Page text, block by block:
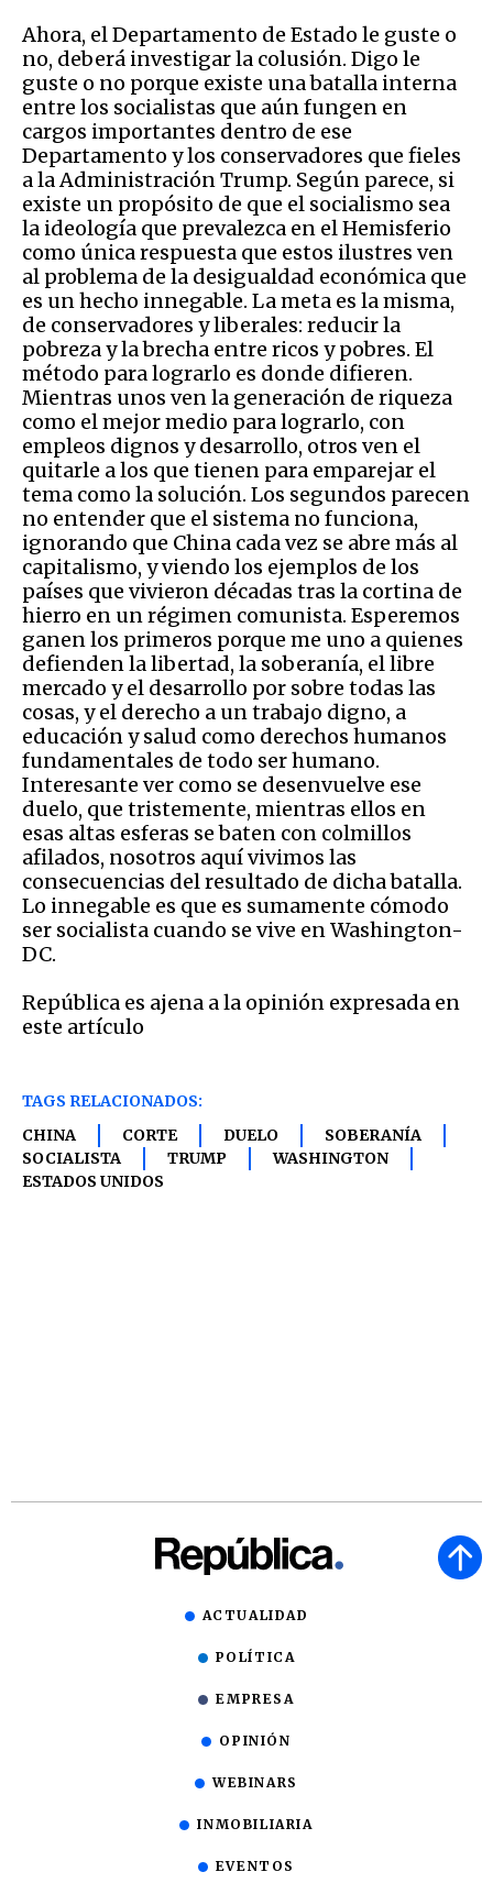
Ahora, el Departamento de Estado le guste o
no, deberá investigar la colusión. Digo le
guste o no porque existe una batalla interna
entre los socialistas que aún fungen en
cargos importantes dentro de ese
Departamento y los conservadores que fieles
a la Administración Trump. Según parece, si
existe un propósito de que el socialismo sea
la ideología que prevalezca en el Hemisferio
como única respuesta que estos ilustres ven
al problema de la desigualdad económica que
es un hecho innegable. La meta es la misma,
de conservadores y liberales: reducir la
pobreza y la brecha entre ricos y pobres. El
método para lograrlo es donde difieren.
Mientras unos ven la generación de riqueza
como el mejor medio para lograrlo, con
empleos dignos y desarrollo, otros ven el
quitarle a los que tienen para emparejar el
tema como la solución. Los segundos parecen
no entender que el sistema no funciona,
ignorando que China cada vez se abre más al
capitalismo, y viendo los ejemplos de los
países que vivieron décadas tras la cortina de
hierro en un régimen comunista. Esperemos
ganen los primeros porque me uno a quienes
defienden la libertad, la soberanía, el libre
mercado y el desarrollo por sobre todas las
cosas, y el derecho a un trabajo digno, a
educación y salud como derechos humanos
fundamentales de todo ser humano.
Interesante ver como se desenvuelve ese
duelo, que tristemente, mientras ellos en
esas altas esferas se baten con colmillos
afilados, nosotros aquí vivimos las
consecuencias del resultado de dicha batalla.
Lo innegable es que es sumamente cómodo
ser socialista cuando se vive en Washington-
DC.
República es ajena a la opinión expresada en
este artículo
TAGS RELACIONADOS:
CHINA
CORTE DUELO
SOBERANÍA
SOCIALISTA
TRUMP
WASHINGTON
ESTADOS UNIDOS
ACTUALIDAD
POLÍTICA
EMPRESA
OPINIÓN
WEBINARS
INMOBILIARIA
EVENTOS